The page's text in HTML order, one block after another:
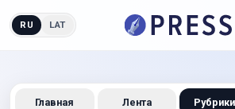
RU LAT
Главная Лента Рубрики